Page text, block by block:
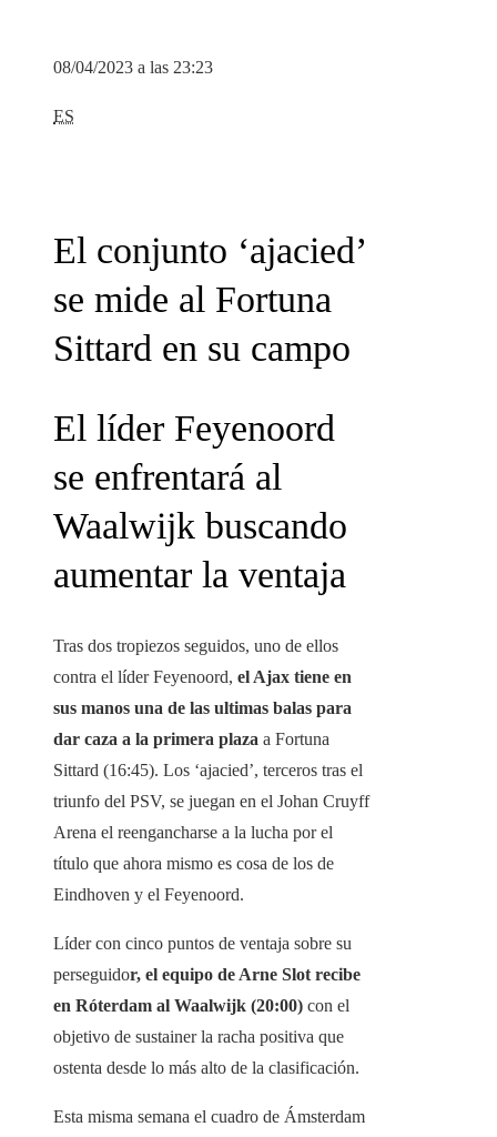
08/04/2023 a las 23:23
ES
El conjunto ‘ajacied’
se mide al Fortuna
Sittard en su campo
El líder Feyenoord
se enfrentará al
Waalwijk buscando
aumentar la ventaja
Tras dos tropiezos seguidos, uno de ellos
contra el líder Feyenoord, el Ajax tiene en
sus manos una de las ultimas balas para
dar caza a la primera plaza a Fortuna
Sittard (16:45). Los ‘ajacied’, terceros tras el
triunfo del PSV, se juegan en el Johan Cruyff
Arena el reengancharse a la lucha por el
título que ahora mismo es cosa de los de
Eindhoven y el Feyenoord.
Líder con cinco puntos de ventaja sobre su
perseguidor, el equipo de Arne Slot recibe
en Róterdam al Waalwijk (20:00) con el
objetivo de sustainer la racha positiva que
ostenta desde lo más alto de la clasificación.
Esta misma semana el cuadro de Ámsterdam